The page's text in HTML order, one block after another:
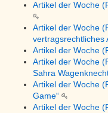
Artikel der Woche
Artikel der Woche
vertragsrechtliches
Artikel der Woche
Artikel der Woche
Sahra
Artikel der Woche
Game“
Artikel der Woche